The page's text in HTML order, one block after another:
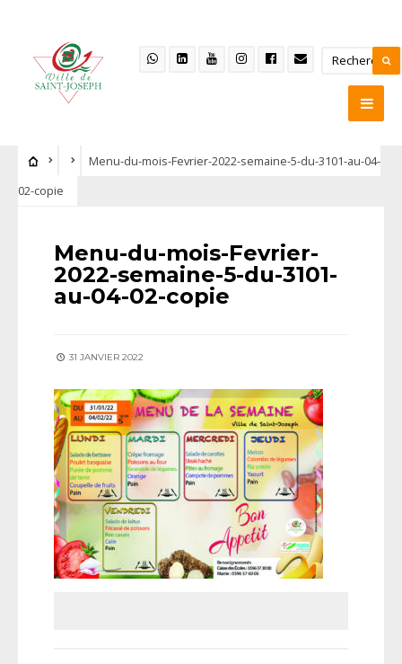
Menu-du-mois-Fevrier-2022-semaine-5-du-3101-au-04-
02-copie
Menu-du-mois-Fevrier-
2022-semaine-5-du-3101-
au-04-02-copie
31 JANVIER 2022